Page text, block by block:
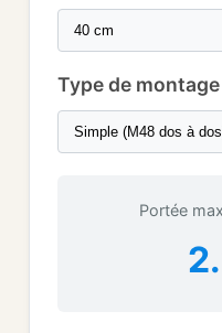
Type de montage
Portée